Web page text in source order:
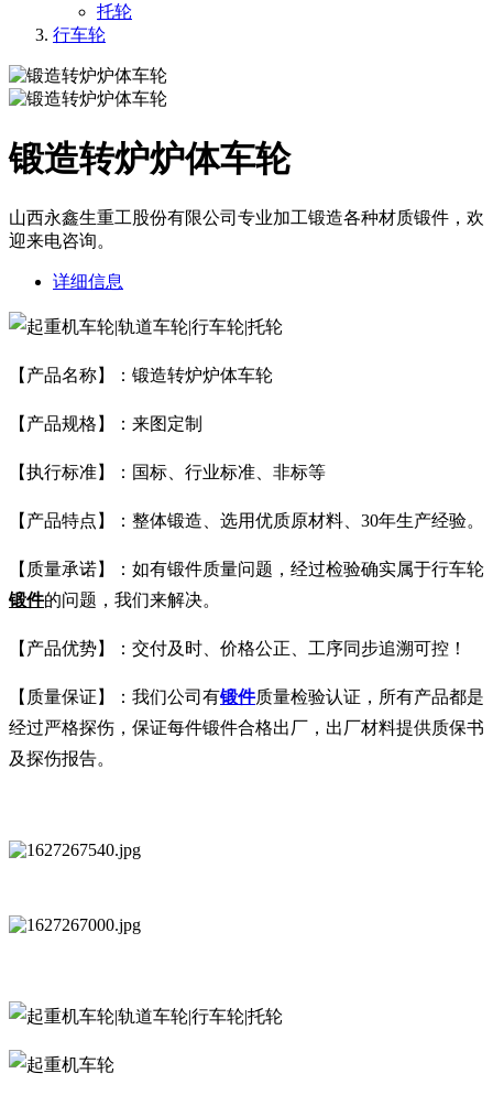
托轮
行车轮
锻造转炉炉体车轮
山西永鑫生重工股份有限公司专业加工锻造各种材质锻件，欢
迎来电咨询。
详细信息
【产品名称】：锻造转炉炉体车轮
【产品规格】：来图定制
【执行标准】：国标、行业标准、非标等
【产品特点】：整体锻造、选用优质原材料、30年生产经验。
【质量承诺】：如有锻件质量问题，经过检验确实属于行车轮
锻件的问题，我们来解决。
【产品优势】：交付及时、价格公正、工序同步追溯可控！
【质量保证】：我们公司有锻件质量检验认证，所有产品都是
经过严格探伤，保证每件锻件合格出厂，出厂材料提供质保书
及探伤报告。